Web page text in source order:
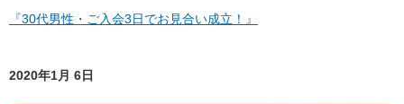
『30代男性・ご入会3日でお見合い成立！』
2020年1月 6日